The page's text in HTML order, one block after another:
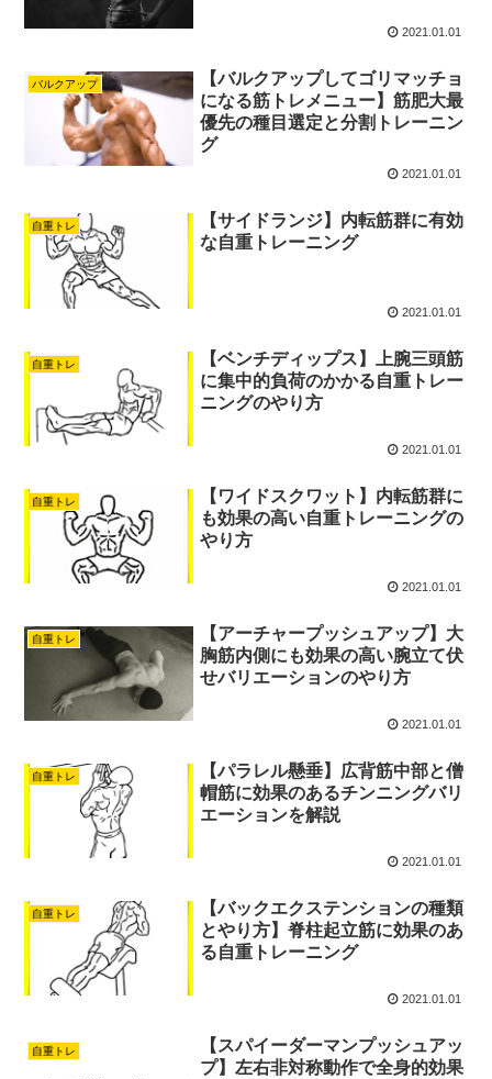
2021.01.01
バルクアップ
【バルクアップしてゴリマッチョ
になる筋トレメニュー】筋肥大最
優先の種目選定と分割トレーニン
グ
2021.01.01
自重トレ
【サイドランジ】内転筋群に有効
な自重トレーニング
2021.01.01
自重トレ
【ベンチディップス】上腕三頭筋
に集中的負荷のかかる自重トレー
ニングのやり方
2021.01.01
自重トレ
【ワイドスクワット】内転筋群に
も効果の高い自重トレーニングの
やり方
2021.01.01
自重トレ
【アーチャープッシュアップ】大
胸筋内側にも効果の高い腕立て伏
せバリエーションのやり方
2021.01.01
自重トレ
【パラレル懸垂】広背筋中部と僧
帽筋に効果のあるチンニングバリ
エーションを解説
2021.01.01
自重トレ
【バックエクステンションの種類
とやり方】脊柱起立筋に効果のあ
る自重トレーニング
2021.01.01
自重トレ
【スパイーダーマンプッシュアッ
プ】左右非対称動作で全身的効果